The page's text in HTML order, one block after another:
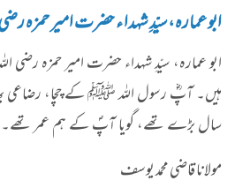
ابو عمارہ، سیّدِ شہدا ء حضرت امیر حمزہ
ابو عمارہ، سیّدِ شہداء حضرت امیر حمزہ رضی
ہیں۔ آپؓ رسول اللہ ﷺ کے چچا، رضاعی
سال بڑے تھے، گویا آپؐ کے ہم عمر
مولانا قاضی محمد یوسف